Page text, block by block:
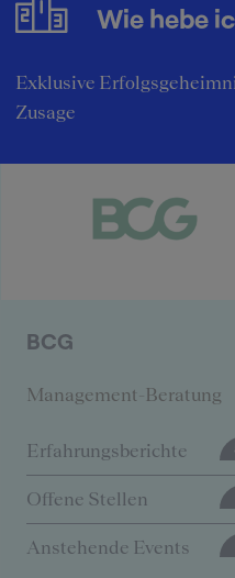
Deloitte
Management-Beratung
Erfahrungsberichte
Offene Stellen
Wie hebe
Exklusive
Zusage